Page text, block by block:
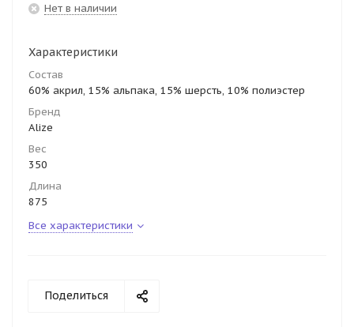
Нет в наличии
Характеристики
Состав
60% акрил, 15% альпака, 15% шерсть, 10% полиэстер
Бренд
Alize
Вес
350
Длина
875
Все характеристики
Поделиться